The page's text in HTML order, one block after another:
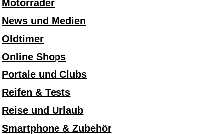
Motorräder
News und Medien
Oldtimer
Online Shops
Portale und Clubs
Reifen & Tests
Reise und Urlaub
Smartphone & Zubehör